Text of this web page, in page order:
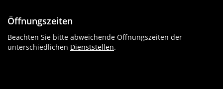
Öffnungszeiten
Beachten Sie bitte abweichende Öffnungszeiten der
unterschiedlichen Dienststellen.